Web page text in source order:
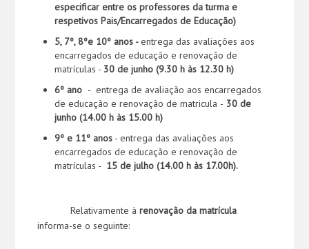
especificar entre os professores da turma e
respetivos Pais/Encarregados de Educação)
5, 7º, 8ºe 10º anos -entrega das avaliações aos
encarregados de educação e renovação de
matrículas - 30 de junho (9.30 h às 12.30 h)
6º ano - entrega de avaliação aos encarregados
de educação e renovação de matricula - 30 de
junho (14.00 h às 15.00 h)
9º e 11º anos - entrega das avaliações aos
encarregados de educação e renovação de
matrículas - 15 de julho (14.00 h às 17.00h).
Relativamente à renovação da matrícula
informa-se o seguinte: